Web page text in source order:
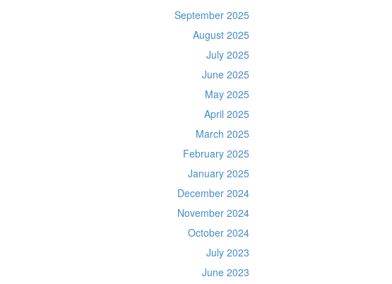
September 2025
August 2025
July 2025
June 2025
May 2025
April 2025
March 2025
February 2025
January 2025
December 2024
November 2024
October 2024
July 2023
June 2023